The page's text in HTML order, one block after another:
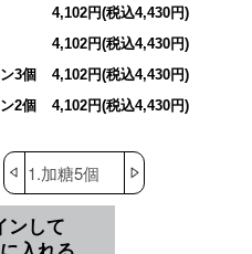
4,102円(税込4,430円)
4,102円(税込4,430円)
3個
4,102円(税込4,430円)
2個
4,102円(税込4,430円)
ンして